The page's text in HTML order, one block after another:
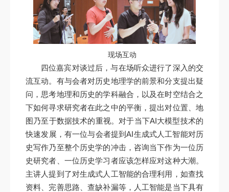
现场互动
四位嘉宾对谈过后，与在场听众进行了深入的交
流互动。有与会者对历史地理学的前景和分支提出疑
问，思考地理和历史的学科融合，以及在时空结合之
下如何寻求研究者在此之中的平衡，提出对位置、地
图乃至于数据技术的重视。对于当下AI大模型技术的
快速发展，有一位与会者提到AI生成式人工智能对历
史写作乃至整个历史学的冲击，咨询当下作为一位历
史研究者、一位历史学习者应该怎样应对这种大潮。
主讲人提到了对生成式人工智能的合理利用，如查找
资料、完善思路、查缺补漏等，人工智能是当下具有